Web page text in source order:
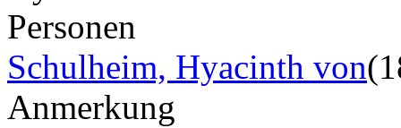
Personen
Schulheim, Hyacinth von
Anmerkung